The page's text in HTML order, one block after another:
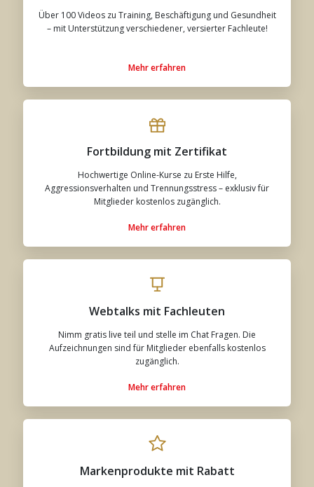
Über 100 Videos zu Training, Beschäftigung und Gesundheit
– mit Unterstützung verschiedener, versierter Fachleute!
Mehr erfahren
Fortbildung mit Zertifikat
Hochwertige Online-Kurse zu Erste Hilfe,
Aggressionsverhalten und Trennungsstress – exklusiv für
Mitglieder kostenlos zugänglich.
Mehr erfahren
Webtalks mit Fachleuten
Nimm gratis live teil und stelle im Chat Fragen. Die
Aufzeichnungen sind für Mitglieder ebenfalls kostenlos
zugänglich.
Mehr erfahren
Markenprodukte mit Rabatt